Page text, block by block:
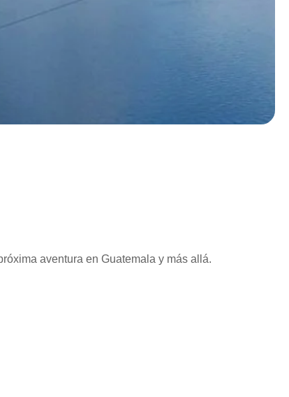
aventura en Guatemala y más allá.